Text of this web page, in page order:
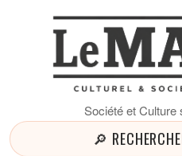
Société et Culture
🔎